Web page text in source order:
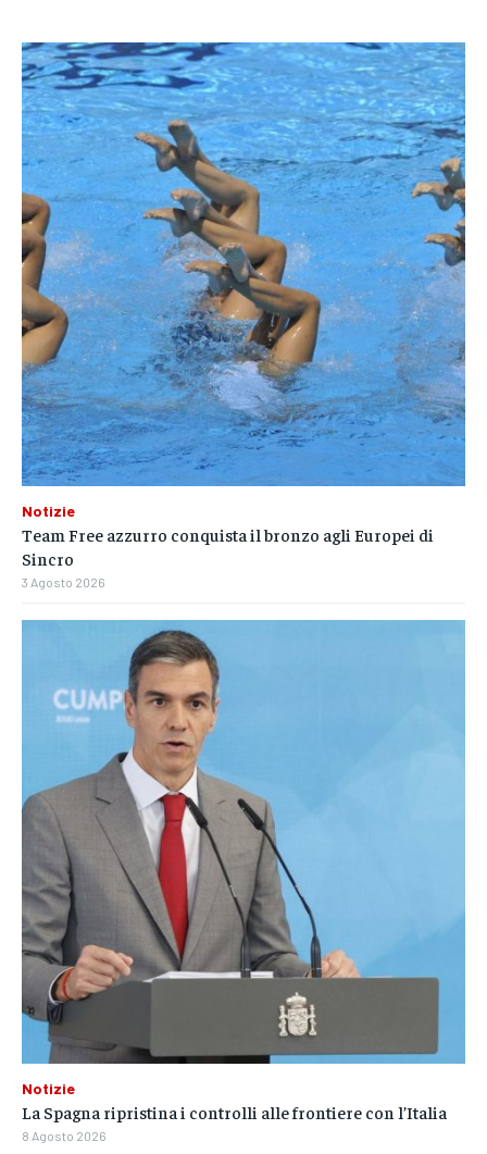
Notizie
Team Free azzurro conquista il bronzo agli Europei di
Sincro
3 Agosto 2026
Notizie
La Spagna ripristina i controlli alle frontiere con l’Italia
8 Agosto 2026